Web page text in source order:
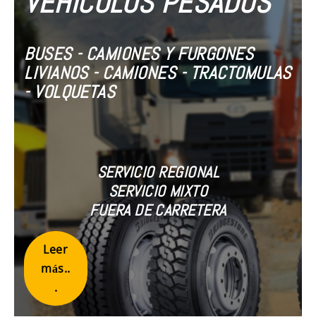
BUSES - CAMIONES Y FURGONES
LIVIANOS - CAMIONES - TRACTOMULAS
- VOLQUETAS
SERVICIO REGIONAL
SERVICIO MIXTO
FUERA DE CARRETERA
Leer
más..
.